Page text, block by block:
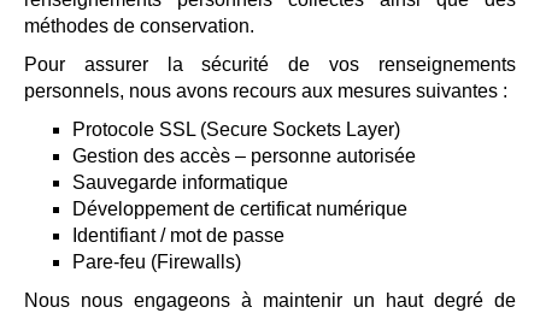
méthodes de conservation.
Pour assurer la sécurité de vos renseignements
personnels, nous avons recours aux mesures suivantes :
Protocole SSL (Secure Sockets Layer)
Gestion des accès – personne autorisée
Sauvegarde informatique
Développement de certificat numérique
Identifiant / mot de passe
Pare-feu (Firewalls)
Nous nous engageons à maintenir un haut degré de